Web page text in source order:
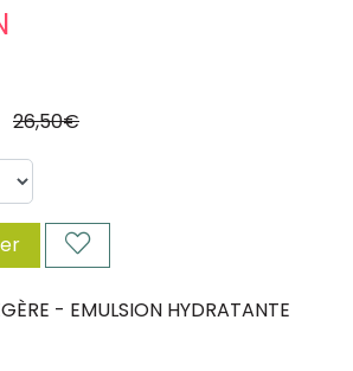
26,50€
- EMULSION HYDRATANTE